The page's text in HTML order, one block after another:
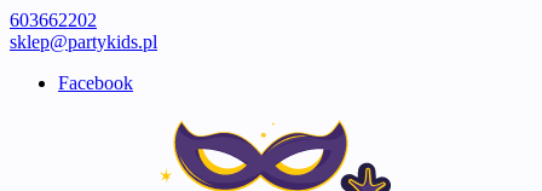
603662202
sklep@partykids.pl
Facebook